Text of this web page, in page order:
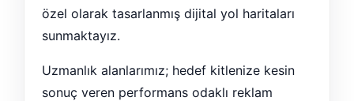
özel olarak tasarlanmış dijital yol haritaları
sunmaktayız.
Uzmanlık alanlarımız; hedef kitlenize kesin
sonuç veren performans odaklı reklam